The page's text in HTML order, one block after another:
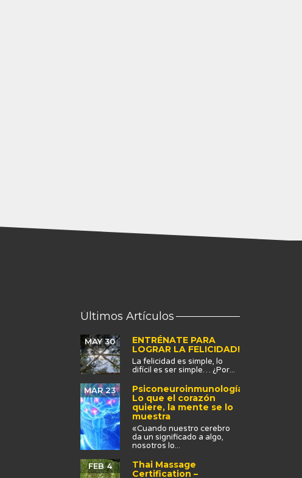
Últimos Artículos
ENTRÉNATE PARA
LOGRAR LA FELICIDAD!
MAY 30
La felicidad es simple, lo
difícil es ser simple… ¿Por...
Psiconeuroinmunología:
Lo que el corazón
quiere, la mente se lo
muestra
MAR 23
«Cuando nuestro cerebro
da un significado a algo,
nosotros lo...
Thai Massage
Certification –
FEB 4